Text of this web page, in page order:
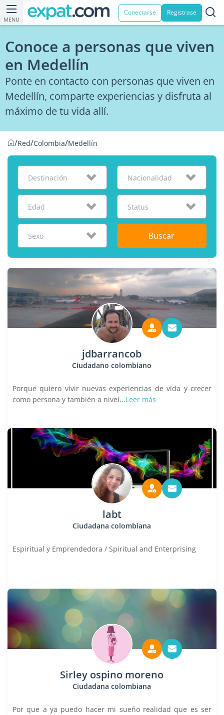
MENU
Conectarse Registrase
Conoce a personas que viven
en Medellín
Ponte en contacto con personas que viven en
Medellín, comparte experiencias y disfruta al
máximo de tu vida allí.
/Red/Colombia/Medellín
Destinación Nacionalidad
Edad Status
Sexo Buscar
jdbarrancob
Ciudadano colombiano
Porque quiero vivir nuevas experiencias de vida y crecer
como persona y también a nivel...Leer más
labt
Ciudadana colombiana
Espiritual y Emprendedora / Spiritual and Enterprising
Sirley ospino moreno
Ciudadana colombiana
Por que a ya puedo hacer mi sueño realidad que es ser